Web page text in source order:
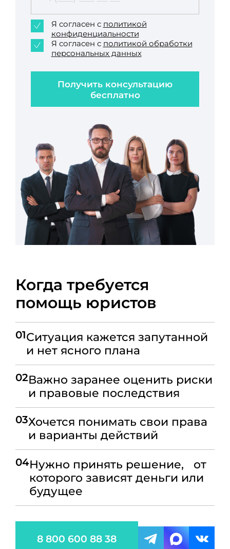
Получить консультацию
бесплатно
Я согласен с политикой
конфиденциальности
Я согласен с политикой обработки
персональных данных
Когда требуется
помощь юристов
01Ситуация кажется запутанной
и нет ясного плана
02Важно заранее оценить риски
и правовые последствия
03Хочется понимать свои права
и варианты действий
04Нужно принять решение, от
которого зависят деньги или
будущее
8 800 600 88 38